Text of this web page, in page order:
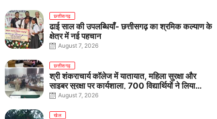
छत्तीसगढ़
ढाई साल की उपलब्धियाँ- छत्तीसगढ़ का श्रमिक कल्याण के
क्षेत्र में नई पहचान
August 7, 2026
छत्तीसगढ़
श्री शंकराचार्य कॉलेज में यातायात, महिला सुरक्षा और
साइबर सुरक्षा पर कार्यशाला, 700 विद्यार्थियों ने लिया
जागरूकता का संकल्प
August 7, 2026
खेल